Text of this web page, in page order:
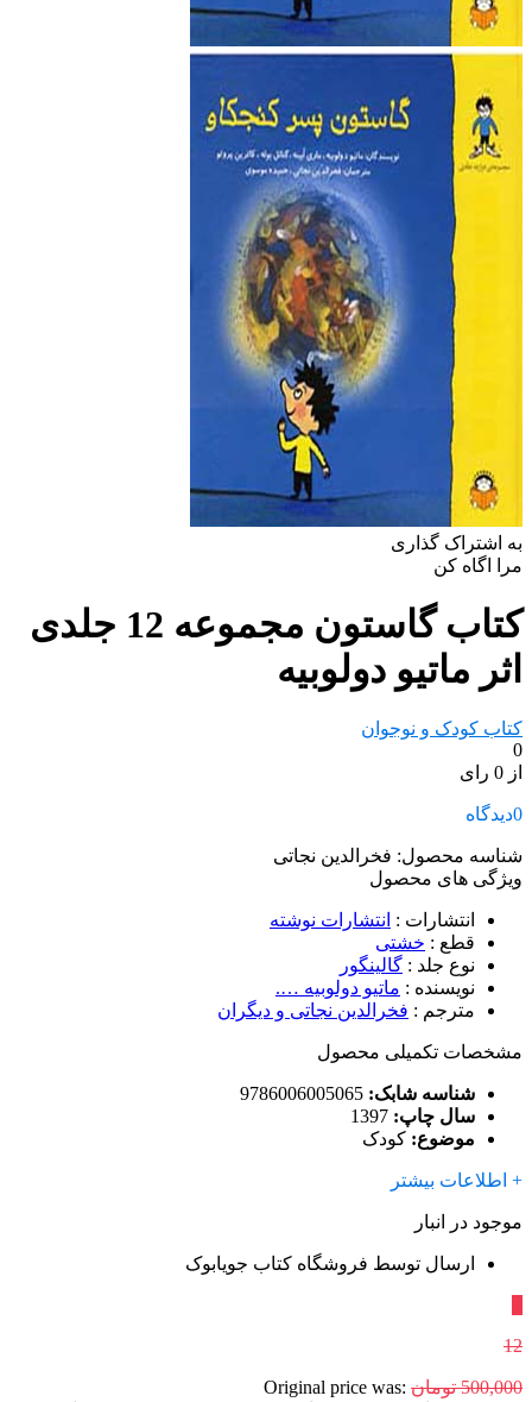
به اشتراک گذاری
مرا اگاه کن
کتاب گاستون مجموعه 12 جلدی
اثر ماتیو دولوبیه
کتاب کودک و نوجوان
0
از 0 رای
0دیدگاه
شناسه محصول: فخرالدین نجاتی
ویژگی های محصول
انتشارات : انتشارات نوشته
قطع : خشتی
نوع جلد : گالینگور
نویسنده : ماتیو دولوبیه ….
مترجم : فخرالدین نجاتی و دیگران
مشخصات تکمیلی محصول
شناسه شابک:
سال چاپ:
موضوع: کودک
+ اطلاعات بیشتر
موجود در انبار
ارسال توسط فروشگاه کتاب جویابوک
12
500,000 تومان Original price was: